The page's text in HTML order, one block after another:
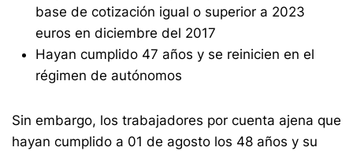
base de cotización igual o superior a 2023
euros en diciembre del 2017
Hayan cumplido 47 años y se reinicien en el
régimen de autónomos
Sin embargo, los trabajadores por cuenta ajena que
hayan cumplido a 01 de agosto los 48 años y su